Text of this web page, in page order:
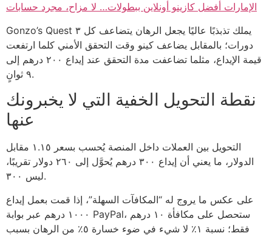
الإمارات أفضل كازينو أونلاين ببطولات… لا مزاح، مجرد حسابات
Gonzo’s Quest يملك تذبذبًا عاليًا يجعل الرهان يتضاعف كل ٣
دورات؛ بالمقابل يضاعف كينو وقت التحقق الأمني كلما ارتفعت
قيمة الإيداع، مثلما تضاعفت مدة التحقق عند إيداع ٢٠٠ درهم إلى
٩ ثوانٍ.
نقطة التحويل الخفية التي لا يخبرونك
عنها
التحويل بين العملات داخل المنصة يُحسب بسعر ١.١٥ مقابل
الدولار، ما يعني أن إيداع ٣٠٠ درهم يُحوَّل إلى ٢٦٠ دولار تقريبًا،
ليس ٣٠٠.
على عكس ما يروج له “المكافآت السهلة”، إذا قمت بعمل إيداع
١٠٠٠ درهم عبر بوابة PayPal، ستحصل على مكافأة ١٠ درهم
فقط؛ نسبة ١٪ لا شيء في ضوء خسارة ٥٪ من الرهان بسبب